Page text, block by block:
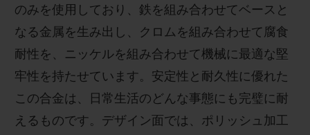
のみを使用しており、鉄を組み合わせてベースと
なる金属を生み出し、クロムを組み合わせて腐食
耐性を、ニッケルを組み合わせて機械に最適な堅
牢性を持たせています。安定性と耐久性に優れた
この合金は、日常生活のどんな事態にも完璧に耐
えるものです。 デザイン面では、ポリッシュ加工